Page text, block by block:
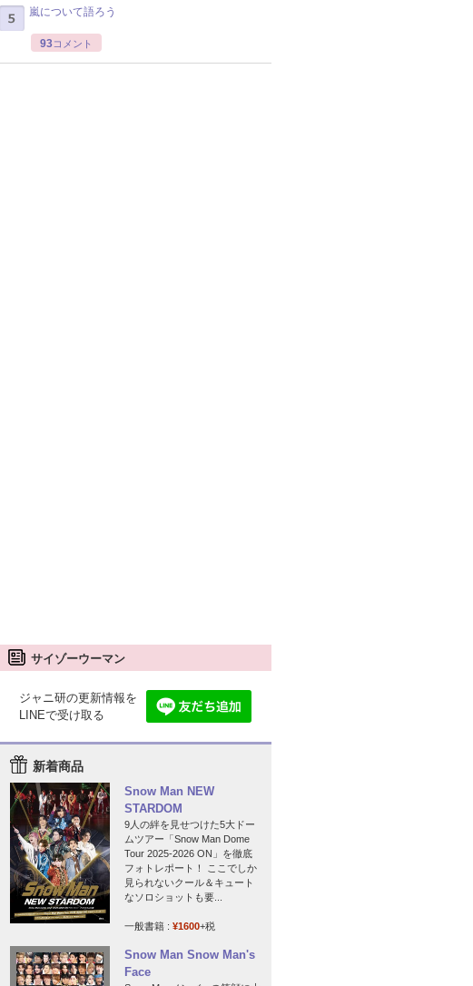
嵐について語ろう
93コメント
サイゾーウーマン
ジャニ研の更新情報を
LINEで受け取る
新着商品
Snow Man NEW
STARDOM
9人の絆を見せつけた5大ドー
ムツアー「Snow Man Dome
Tour 2025-2026 ON」を徹底
フォトレポート！ ここでしか
見られないクール＆キュート
なソロショットも要...
一般書籍 : ¥1600+税
Snow Man Snow Man's
Face